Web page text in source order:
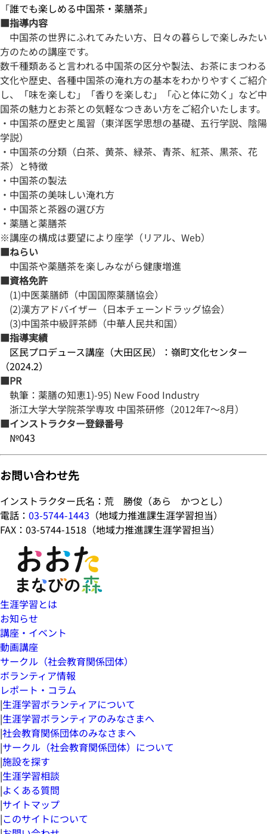
「誰でも楽しめる中国茶・薬膳茶」
■指導内容
中国茶の世界にふれてみたい方、日々の暮らしで楽しみたい
方のための講座です。
数千種類あると言われる中国茶の区分や製法、お茶にまつわる
文化や歴史、各種中国茶の淹れ方の基本をわかりやすくご紹介
し、「味を楽しむ」「香りを楽しむ」「心と体に効く」など中
国茶の魅力とお茶との気軽なつきあい方をご紹介いたします。
・中国茶の歴史と風習（東洋医学思想の基礎、五行学説、陰陽
学説）
・中国茶の分類（白茶、黄茶、緑茶、青茶、紅茶、黒茶、花
茶）と特徴
・中国茶の製法
・中国茶の美味しい淹れ方
・中国茶と茶器の選び方
・薬膳と薬膳茶
※講座の構成は要望により座学（リアル、Web）
■ねらい
中国茶や薬膳茶を楽しみながら健康増進
■資格免許
(1)中医薬膳師（中国国際薬膳協会）
(2)漢方アドバイザー（日本チェーンドラッグ協会）
(3)中国茶中級評茶師（中華人民共和国）
■指導実績
区民プロデュース講座（大田区民）：嶺町文化センター
（2024.2）
■PR
執筆：薬膳の知恵1)-95) New Food Industry
浙江大学大学院茶学専攻 中国茶研修（2012年7～8月）
■インストラクター登録番号
№043
お問い合わせ先
インストラクター氏名：荒 勝俊（あら かつとし）
電話： 03-5744-1443 （地域力推進課生涯学習担当）
FAX：03-5744-1518（地域力推進課生涯学習担当）
生涯学習とは
お知らせ
講座・イベント
動画講座
サークル（社会教育関係団体）
ボランティア情報
レポート・コラム
|生涯学習ボランティアについて
|生涯学習ボランティアのみなさまへ
|社会教育関係団体のみなさまへ
|サークル（社会教育関係団体）について
|施設を探す
|生涯学習相談
|よくある質問
|サイトマップ
|このサイトについて